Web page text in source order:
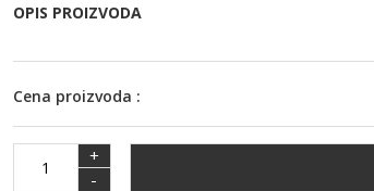
OPIS PROIZVODA
Cena proizvoda :
+
-